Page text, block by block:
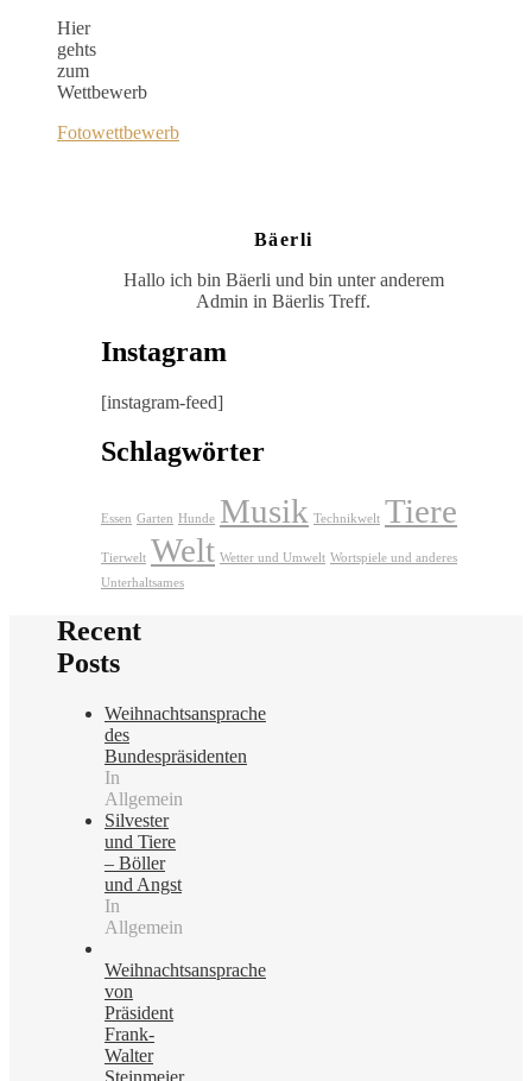
Hier
gehts
zum
Wettbewerb
Fotowettbewerb
Bäerli
Hallo ich bin Bäerli und bin unter anderem
Admin in Bäerlis Treff.
Instagram
[instagram-feed]
Schlagwörter
Essen Garten Hunde Musik Technikwelt Tiere
Tierwelt Welt Wetter und Umwelt Wortspiele und anderes
Unterhaltsames
Recent
Posts
Weihnachtsansprache
des
Bundespräsidenten
In
Allgemein
Silvester
und Tiere
– Böller
und Angst
In
Allgemein
Weihnachtsansprache
von
Präsident
Frank-
Walter